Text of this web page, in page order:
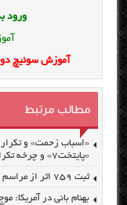
ورود
آموزش سوئیچ دو
مطالب مرتبط
«اسباب زحمت» و
«پایتخت۷» و چرخه تکرار
ثبت ۷۵۹ اثر از مراسم وداع و تشییع رهبر شهید انقلاب
بهنام بانی در آمریکا: